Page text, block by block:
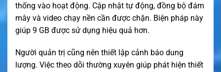
thống vào hoạt động. Cập nhật tự động, đồng bộ đám
mây và video chạy nền cần được chặn. Biện pháp này
giúp 9 GB được sử dụng hiệu quả hơn.
Người quản trị cũng nên thiết lập cảnh báo dung
lượng. Việc theo dõi thường xuyên giúp phát hiện thiết